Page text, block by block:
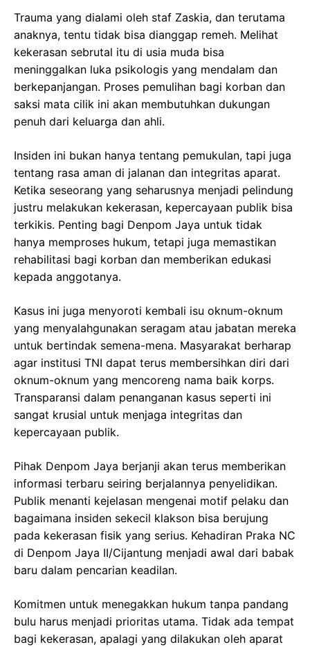
Trauma yang dialami oleh staf Zaskia, dan terutama
anaknya, tentu tidak bisa dianggap remeh. Melihat
kekerasan sebrutal itu di usia muda bisa
meninggalkan luka psikologis yang mendalam dan
berkepanjangan. Proses pemulihan bagi korban dan
saksi mata cilik ini akan membutuhkan dukungan
penuh dari keluarga dan ahli.
Insiden ini bukan hanya tentang pemukulan, tapi juga
tentang rasa aman di jalanan dan integritas aparat.
Ketika seseorang yang seharusnya menjadi pelindung
justru melakukan kekerasan, kepercayaan publik bisa
terkikis. Penting bagi Denpom Jaya untuk tidak
hanya memproses hukum, tetapi juga memastikan
rehabilitasi bagi korban dan memberikan edukasi
kepada anggotanya.
Kasus ini juga menyoroti kembali isu oknum-oknum
yang menyalahgunakan seragam atau jabatan mereka
untuk bertindak semena-mena. Masyarakat berharap
agar institusi TNI dapat terus membersihkan diri dari
oknum-oknum yang mencoreng nama baik korps.
Transparansi dalam penanganan kasus seperti ini
sangat krusial untuk menjaga integritas dan
kepercayaan publik.
Pihak Denpom Jaya berjanji akan terus memberikan
informasi terbaru seiring berjalannya penyelidikan.
Publik menanti kejelasan mengenai motif pelaku dan
bagaimana insiden sekecil klakson bisa berujung
pada kekerasan fisik yang serius. Kehadiran Praka NC
di Denpom Jaya II/Cijantung menjadi awal dari babak
baru dalam pencarian keadilan.
Komitmen untuk menegakkan hukum tanpa pandang
bulu harus menjadi prioritas utama. Tidak ada tempat
bagi kekerasan, apalagi yang dilakukan oleh aparat